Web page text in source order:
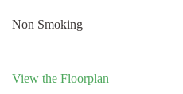
Non Smoking
View the Floorplan